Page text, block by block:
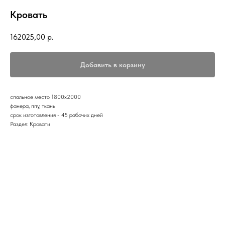
Кровать
162025,00 р.
Добавить в корзину
спальное место 1800х2000
фанера, ппу, ткань
срок изготовления - 45 рабочих дней
Раздел: Кровати